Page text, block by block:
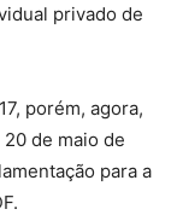
privado de
porém, agora,
de maio de
para a